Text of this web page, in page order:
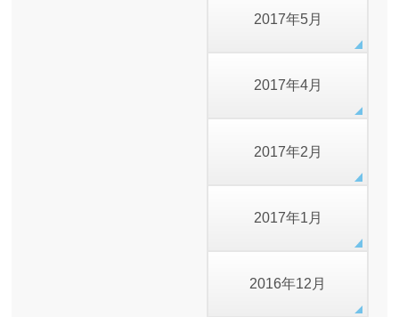
2017年5月
2017年4月
2017年2月
2017年1月
2016年12月